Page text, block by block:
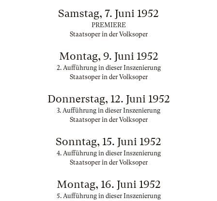
Samstag, 7. Juni 1952
PREMIERE
Staatsoper in der Volksoper
Montag, 9. Juni 1952
2. Aufführung in dieser Inszenierung
Staatsoper in der Volksoper
Donnerstag, 12. Juni 1952
3. Aufführung in dieser Inszenierung
Staatsoper in der Volksoper
Sonntag, 15. Juni 1952
4. Aufführung in dieser Inszenierung
Staatsoper in der Volksoper
Montag, 16. Juni 1952
5. Aufführung in dieser Inszenierung